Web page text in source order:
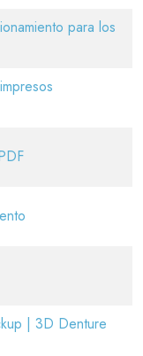
para los
| 3D Denture